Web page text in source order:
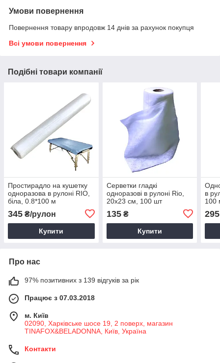
Умови повернення
Повернення товару впродовж 14 днів за рахунок покупця
Всі умови повернення
Подібні товари компанії
Простирадло на кушетку
одноразова в рулоні RIO,
біла, 0.8*100 м
345 ₴/рулон
Купити
Серветки гладкі
одноразові в рулоні Rio,
20х23 см, 100 шт
135₴
Купити
в
100
295
Про нас
97% позитивних з 139 відгуків за рік
Працює з 07.03.2018
м. Київ
02090, Харківське шосе 19, 2 поверх, магазин
TINAFOX&BELADONNA, Київ, Україна
Контакти